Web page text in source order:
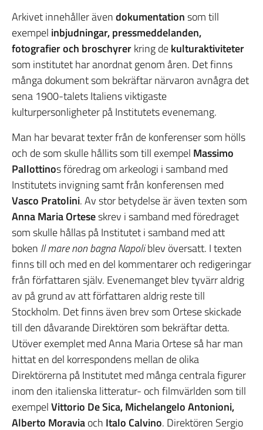
Arkivet innehåller ävendokumentationsom till
exempel inbjudningar, pressmeddelanden,
fotografier och broschyrerkring dekulturaktiviteter
som institutet har anordnat genom åren. Det finns
många dokument som bekräftar närvaron avnågra det
sena 1900-talets Italiens viktigaste
kulturpersonligheter på Institutets evenemang.
Man har bevarat texter från de konferenser som hölls
och de som skulle hållits som till exempel Massimo
Pallottinos föredrag om arkeologi i samband med
Institutets invigning samt från konferensen med
Vasco Pratolini. Av stor betydelse är även texten som
Anna Maria Orteseskrev i samband med föredraget
som skulle hållas på Institutet i samband med att
boken Il mare non bagna Napoliblev översatt. I texten
finns till och med en del kommentarer och redigeringar
från författaren själv. Evenemanget blev tyvärr aldrig
av på grund av att författaren aldrig reste till
Stockholm. Det finns även brev som Ortese skickade
till den dåvarande Direktören som bekräftar detta.
Utöver exemplet med Anna Maria Ortese så har man
hittat en del korrespondens mellan de olika
Direktörerna på Institutet med många centrala figurer
inom den italienska litteratur- och filmvärlden som till
exempelVittorio De Sica, Michelangelo Antonioni,
Alberto Moraviaoch Italo Calvino. Direktören Sergio